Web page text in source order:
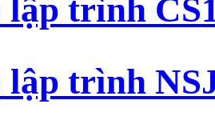
lập trình
lập trình